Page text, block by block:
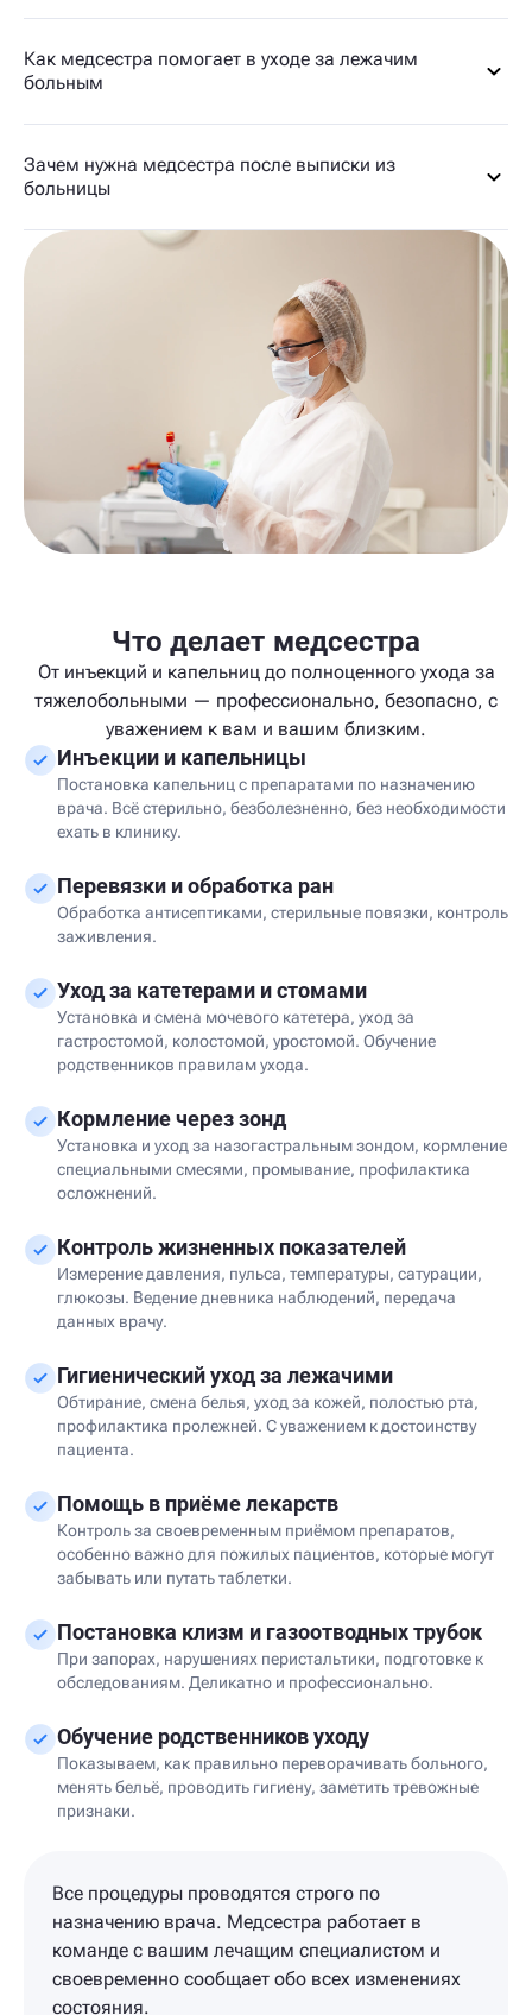
Как медсестра помогает в уходе за лежачим
больным
Зачем нужна медсестра после выписки из
больницы
Что делает медсестра
От инъекций и капельниц до полноценного ухода за
тяжелобольными — профессионально, безопасно, с
уважением к вам и вашим близким.
Инъекции и капельницы
Постановка капельниц с препаратами по назначению
врача. Всё стерильно, безболезненно, без необходимости
ехать в клинику.
Перевязки и обработка ран
Обработка антисептиками, стерильные повязки, контроль
заживления.
Уход за катетерами и стомами
Установка и смена мочевого катетера, уход за
гастростомой, колостомой, уростомой. Обучение
родственников правилам ухода.
Кормление через зонд
Установка и уход за назогастральным зондом, кормление
специальными смесями, промывание, профилактика
осложнений.
Контроль жизненных показателей
Измерение давления, пульса, температуры, сатурации,
глюкозы. Ведение дневника наблюдений, передача
данных врачу.
Гигиенический уход за лежачими
Обтирание, смена белья, уход за кожей, полостью рта,
профилактика пролежней. С уважением к достоинству
пациента.
Помощь в приёме лекарств
Контроль за своевременным приёмом препаратов,
особенно важно для пожилых пациентов, которые могут
забывать или путать таблетки.
Постановка клизм и газоотводных трубок
При запорах, нарушениях перистальтики, подготовке к
обследованиям. Деликатно и профессионально.
Обучение родственников уходу
Показываем, как правильно переворачивать больного,
менять бельё, проводить гигиену, заметить тревожные
признаки.
Все процедуры проводятся строго по
назначению врача. Медсестра работает в
команде с вашим лечащим специалистом и
своевременно сообщает обо всех изменениях
состояния.